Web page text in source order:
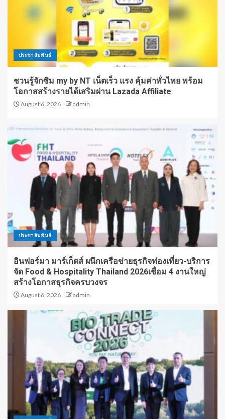
ประชาสัมพันธ์
ชวนรู้จักซิม my by NT เน็ตเร็ว แรง คุ้มค่าทั่วไทย พร้อม
โอกาสสร้างรายได้เสริมผ่าน Lazada Affiliate
August 6, 2026 admin
ประชาสัมพันธ์
อินฟอร์มา มาร์เก็ตส์ ผนึกเครือข่ายธุรกิจท่องเที่ยว-บริการ
จัด Food & Hospitality Thailand 2026เชื่อม 4 งานใหญ่
สร้างโอกาสธุรกิจครบวงจร
August 6, 2026 admin